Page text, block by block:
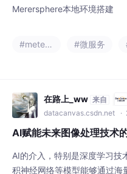
Merersphere本地环境搭建
#metersphere #微服务
在路上_ww 来自
datacanvas.csdn.net ·
AI赋能未来图像处理技术
AI的介入，特别是深度学习技
积神经网络等模型能够通过海